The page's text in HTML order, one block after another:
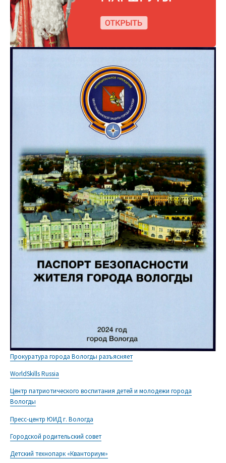
Прокуратура города Вологды разъясняет
WorldSkills Russia
Центр патриотического воспитания детей и молодежи города
Вологды
Пресс-центр ЮИД г. Вологда
Городской родительский совет
Детский технопарк «Кванториум»